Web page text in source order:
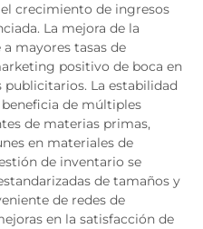
crecimiento de ingresos
La mejora de la
mayores tasas de
positivo de boca en
publicitarios. La estabilidad
de múltiples
de materias primas,
en materiales de
de inventario se
de tamaños y
de redes de
en la satisfacción de